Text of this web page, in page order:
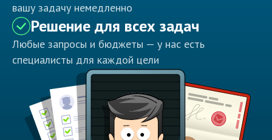
вашу задачу немедленно
Решение для всех задач
Любые запросы и бюджеты — у нас есть
специалисты для каждой цели